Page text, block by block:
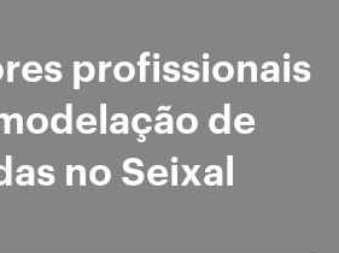
profissionais
de
no Seixal